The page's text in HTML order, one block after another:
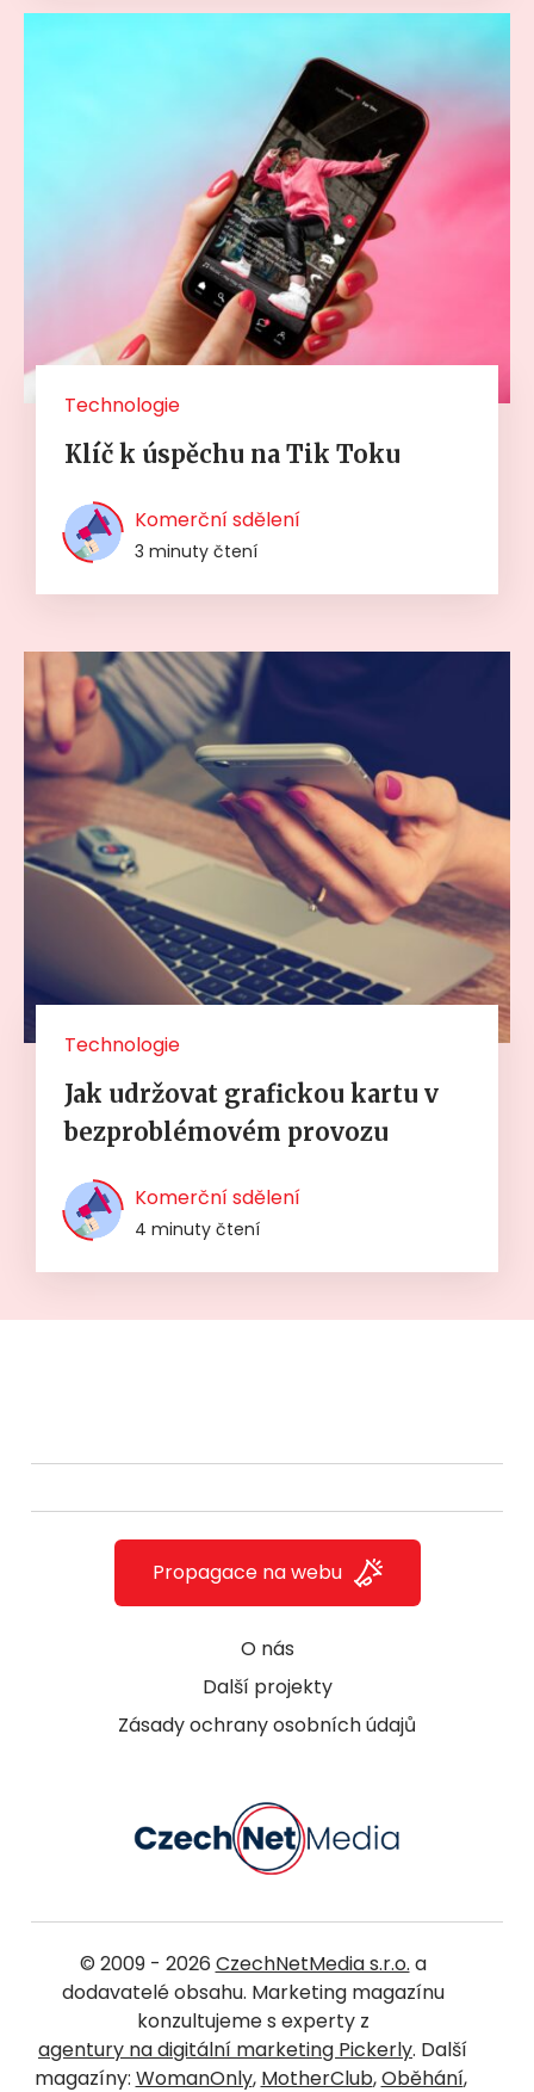
Technologie
Klíč k úspěchu na Tik Toku
Komerční sdělení
3 minuty čtení
Technologie
Jak udržovat grafickou kartu v
bezproblémovém provozu
Komerční sdělení
4 minuty čtení
O nás
Další projekty
Zásady ochrany osobních údajů
Propagace na webu
© 2009 - 2026 CzechNetMedia s.r.o. a
dodavatelé obsahu. Marketing magazínu
konzultujeme s experty z
agentury na digitální marketing Pickerly. Další
magazíny: WomanOnly, MotherClub,Oběhání,